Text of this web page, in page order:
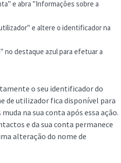
e abra "Informações sobre a
e altere o identificador na
no destaque azul para efetuar a
o seu identificador do
de utilizador fica disponível para
na sua conta após essa ação.
e da sua conta permanece
alteração do nome de